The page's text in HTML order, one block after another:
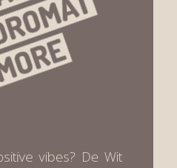
vibes? De Wit